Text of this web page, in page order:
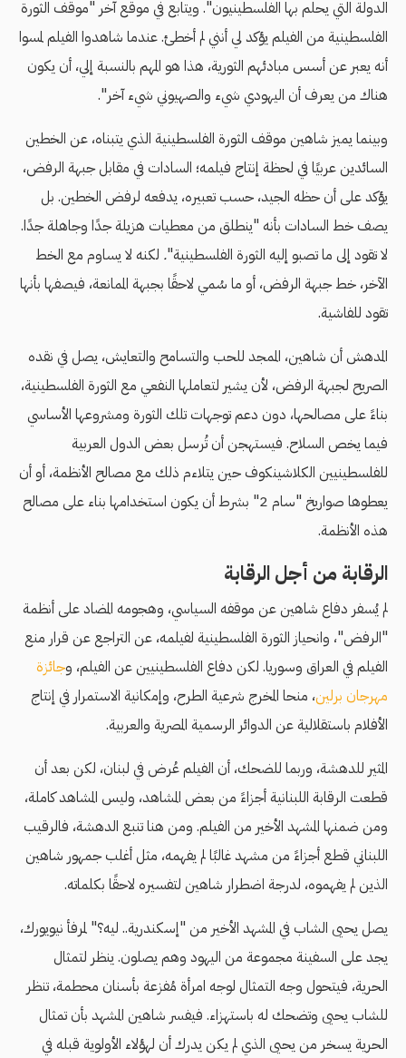
الدولة التي يحلم بها الفلسطينيون". ويتابع في موقع آخر "موقف الثورة
الفلسطينية من الفيلم يؤكد لي أنني لم أخطئ. عندما شاهدوا الفيلم لمسوا
أنه يعبر عن أسس مبادئهم الثورية، هذا هو المهم بالنسبة إلي، أن يكون
هناك من يعرف أن اليهودي شيء والصهيوني شيء آخر".
وبينما يميز شاهين موقف الثورة الفلسطينية الذي يتبناه، عن الخطين
السائدين عربيًا في لحظة إنتاج فيلمه؛ السادات في مقابل جبهة الرفض،
يؤكد على أن حظه الجيد، حسب تعبيره، يدفعه لرفض الخطين. بل
يصف خط السادات بأنه "ينطلق من معطيات هزيلة جدًا وجاهلة جدًا.
لا تقود إلى ما تصبو إليه الثورة الفلسطينية". لكنه لا يساوم مع الخط
الآخر، خط جبهة الرفض، أو ما سُمي لاحقًا بجبهة الممانعة، فيصفها بأنها
تقود للفاشية.
المدهش أن شاهين، الممجد للحب والتسامح والتعايش، يصل في نقده
الصريح لجبهة الرفض، لأن يشير لتعاملها النفعي مع الثورة الفلسطينية،
بناءً على مصالحها، دون دعم توجهات تلك الثورة ومشروعها الأساسي
فيما يخص السلاح. فيستهجن أن تُرسل بعض الدول العربية
للفلسطينيين الكلاشينكوف حين يتلاءم ذلك مع مصالح الأنظمة، أو أن
يعطوها صواريخ "سام 2" بشرط أن يكون استخدامها بناء على مصالح
هذه الأنظمة.
الرقابة من أجل الرقابة
لم يُسفر دفاع شاهين عن موقفه السياسي، وهجومه المضاد على أنظمة
"الرفض"، وانحياز الثورة الفلسطينية لفيلمه، عن التراجع عن قرار منع
الفيلم في العراق وسوريا. لكن دفاع الفلسطينيين عن الفيلم، وجائزة
مهرجان برلين، منحا المخرج شرعية الطرح، وإمكانية الاستمرار في إنتاج
الأفلام باستقلالية عن الدوائر الرسمية المصرية والعربية.
المثير للدهشة، وربما للضحك، أن الفيلم عُرض في لبنان، لكن بعد أن
قطعت الرقابة اللبنانية أجزاءً من بعض المشاهد، وليس المشاهد كاملة،
ومن ضمنها المشهد الأخير من الفيلم. ومن هنا تنبع الدهشة، فالرقيب
اللبناني قطع أجزاءً من مشهد غالبًا لم يفهمه، مثل أغلب جمهور شاهين
الذين لم يفهموه، لدرجة اضطرار شاهين لتفسيره لاحقًا بكلماته.
يصل يحيى الشاب في المشهد الأخير من "إسكندرية.. ليه؟" لمرفأ نيويورك،
يجد على السفينة مجموعة من اليهود وهم يصلون. ينظر لتمثال
الحرية، فيتحول وجه التمثال لوجه امرأة مُفزعة بأسنان محطمة، تنظر
للشاب يحيى وتضحك له باستهزاء. فيفسر شاهين المشهد بأن تمثال
الحرية يسخر من يحيى الذي لم يكن يدرك أن لهؤلاء الأولوية قبله في